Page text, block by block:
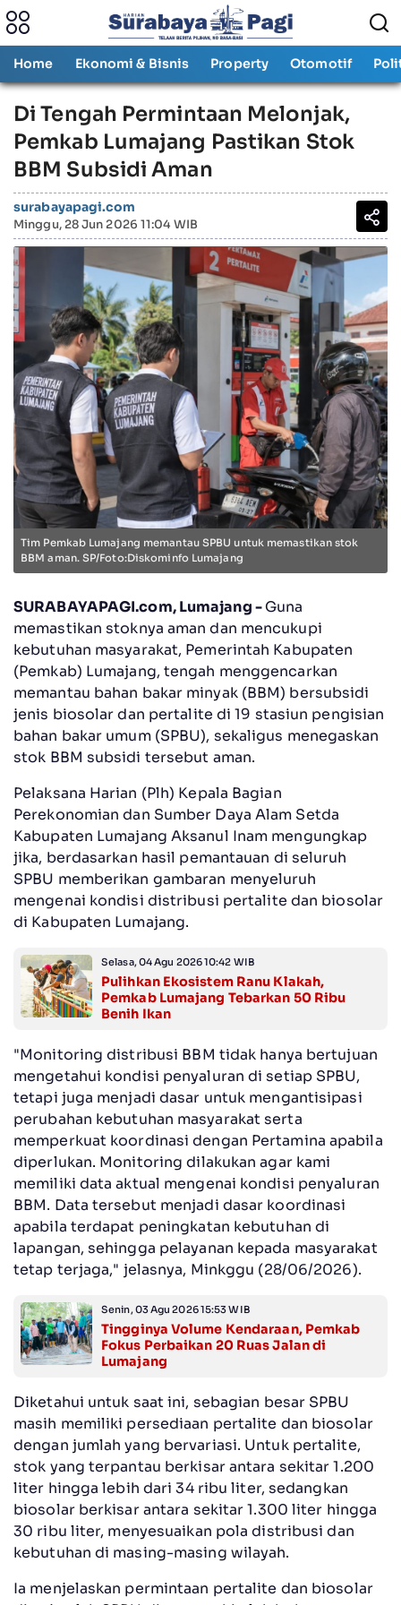
Home Ekonomi & Bisnis Property Otomotif
Di Tengah Permintaan Melonjak,
Pemkab Lumajang Pastikan Stok
BBM Subsidi Aman
surabayapagi.com
Minggu, 28 Jun 2026 11:04 WIB
Tim Pemkab Lumajang memantau SPBU untuk memastikan stok
BBM aman. SP/Foto:Diskominfo Lumajang
SURABAYAPAGI.com, Lumajang -Guna
memastikan stoknya aman dan mencukupi
kebutuhan masyarakat, Pemerintah Kabupaten
(Pemkab) Lumajang, tengah menggencarkan
memantau bahan bakar minyak (BBM) bersubsidi
jenis biosolar dan pertalite di 19 stasiun pengisian
bahan bakar umum (SPBU), sekaligus menegaskan
stok BBM subsidi tersebut aman.
Pelaksana Harian (Plh) Kepala Bagian
Perekonomian dan Sumber Daya Alam Setda
Kabupaten Lumajang Aksanul Inam mengungkap
jika, berdasarkan hasil pemantauan di seluruh
SPBU memberikan gambaran menyeluruh
mengenai kondisi distribusi pertalite dan biosolar
di Kabupaten Lumajang.
Selasa, 04 Agu 2026 10:42 WIB
Pulihkan Ekosistem Ranu Klakah,
Pemkab Lumajang Tebarkan 50 Ribu
Benih Ikan
"Monitoring distribusi BBM tidak hanya bertujuan
mengetahui kondisi penyaluran di setiap SPBU,
tetapi juga menjadi dasar untuk mengantisipasi
perubahan kebutuhan masyarakat serta
memperkuat koordinasi dengan Pertamina apabila
diperlukan. Monitoring dilakukan agar kami
memiliki data aktual mengenai kondisi penyaluran
BBM. Data tersebut menjadi dasar koordinasi
apabila terdapat peningkatan kebutuhan di
lapangan, sehingga pelayanan kepada masyarakat
tetap terjaga," jelasnya, Minkggu (28/06/2026).
Senin, 03 Agu 2026 15:53 WIB
Tingginya Volume Kendaraan, Pemkab
Fokus Perbaikan 20 Ruas Jalan di
Lumajang
Diketahui untuk saat ini, sebagian besar SPBU
masih memiliki persediaan pertalite dan biosolar
dengan jumlah yang bervariasi. Untuk pertalite,
stok yang terpantau berkisar antara sekitar 1.200
liter hingga lebih dari 34 ribu liter, sedangkan
biosolar berkisar antara sekitar 1.300 liter hingga
30 ribu liter, menyesuaikan pola distribusi dan
kebutuhan di masing-masing wilayah.
Ia menjelaskan permintaan pertalite dan biosolar